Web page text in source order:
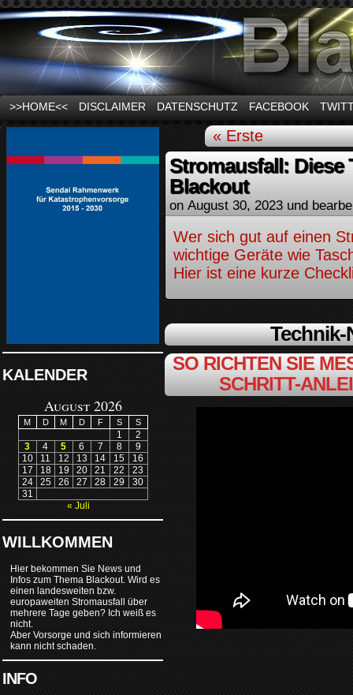
News und Infos zum Thema Stromausfall
>>HOME<< DISCLAIMER DATENSCHUTZ FACEBOOK
KALENDER
August 2026
M D M D F S S
1
2
3
4 5 6 7 8
9
10
11 12 13 14 15
16
17
18 19 20 21 22
23
24
25 26 27 28 29
30
31
« Juli
WILLKOMMEN
Hier bekommen Sie News und
Infos zum Thema Blackout. Wird es
einen landesweiten bzw.
europaweiten Stromausfall über
mehrere Tage geben? Ich weiß es
nicht.
Aber Vorsorge und sich informieren
kann nicht schaden.
INFO
« Erste
Stromausfall: Diese
Blackout
on August 30, 2023 und
Wer sich gut auf einen
wichtige Geräte wie
Hier ist eine kurze
SO RICHTEN SIE
SCHRITT-